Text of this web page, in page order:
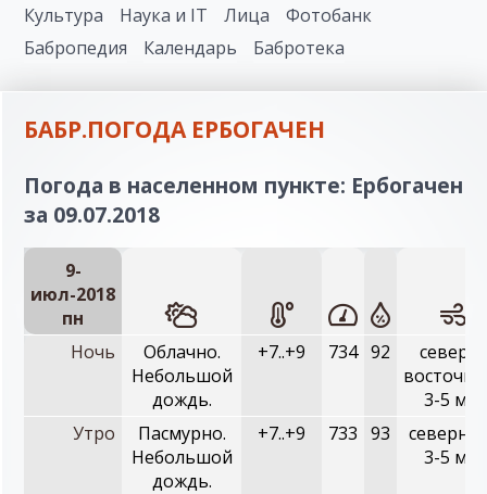
Культура
Наука и IT Лица
Фотобанк
Бабропедия
Календарь Бабротека
БАБР.ПОГОДА ЕРБОГАЧЕН
Погода в населенном пункте: Ербогачен
за 09.07.2018
9-
июл-2018
пн
Ночь
Облачно.
Небольшой
дождь.
+7..+9 734 92
северо-
3-5 м/с
Утро
Пасмурно.
Небольшой
дождь.
+7..+9 733 93
3-5 м/с